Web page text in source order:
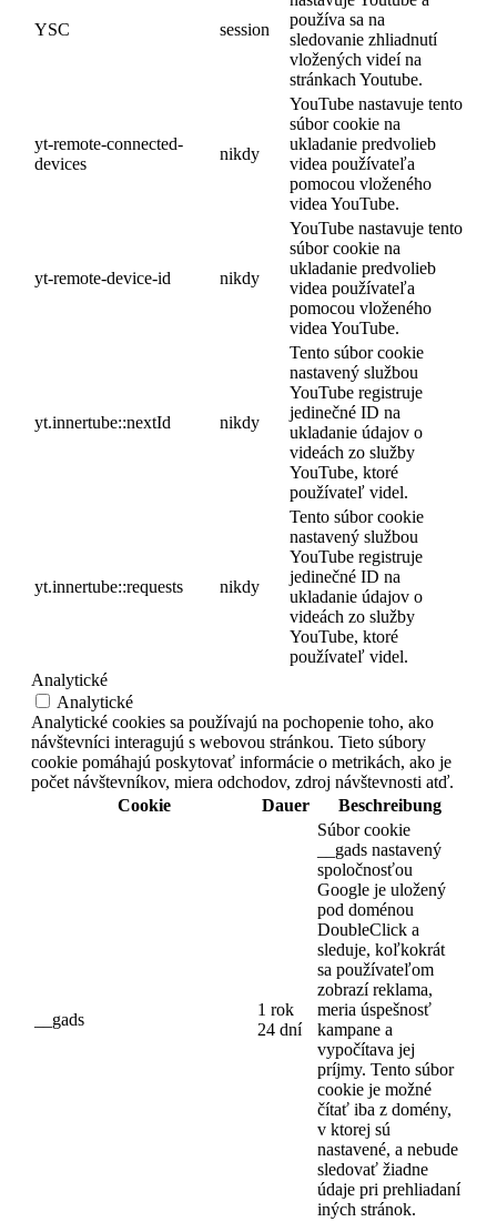
YSC session
používa sa na
sledovanie zhliadnutí
vložených videí na
stránkach Youtube.
yt-remote-connected-
devices
nikdy
YouTube nastavuje tento
súbor cookie na
ukladanie predvolieb
videa používateľa
pomocou vloženého
videa YouTube.
yt-remote-device-id nikdy
YouTube nastavuje tento
súbor cookie na
ukladanie predvolieb
videa používateľa
pomocou vloženého
videa YouTube.
yt.innertube::nextId nikdy
Tento súbor cookie
nastavený službou
YouTube registruje
jedinečné ID na
ukladanie údajov o
videách zo služby
YouTube, ktoré
používateľ videl.
yt.innertube::requests nikdy
Tento súbor cookie
nastavený službou
YouTube registruje
jedinečné ID na
ukladanie údajov o
videách zo služby
YouTube, ktoré
používateľ videl.
Analytické
Analytické
Analytické cookies sa používajú na pochopenie toho, ako
návštevníci interagujú s webovou stránkou. Tieto súbory
cookie pomáhajú poskytovať informácie o metrikách, ako je
počet návštevníkov, miera odchodov, zdroj návštevnosti atď.
Cookie
Dauer Beschreibung
__gads
1 rok
24 dní
Súbor cookie
__gads nastavený
spoločnosťou
Google je uložený
pod doménou
DoubleClick a
sleduje, koľkokrát
sa používateľom
zobrazí reklama,
meria úspešnosť
kampane a
vypočítava jej
príjmy. Tento súbor
cookie je možné
čítať iba z domény,
v ktorej sú
nastavené, a nebude
sledovať žiadne
údaje pri prehliadaní
iných stránok.